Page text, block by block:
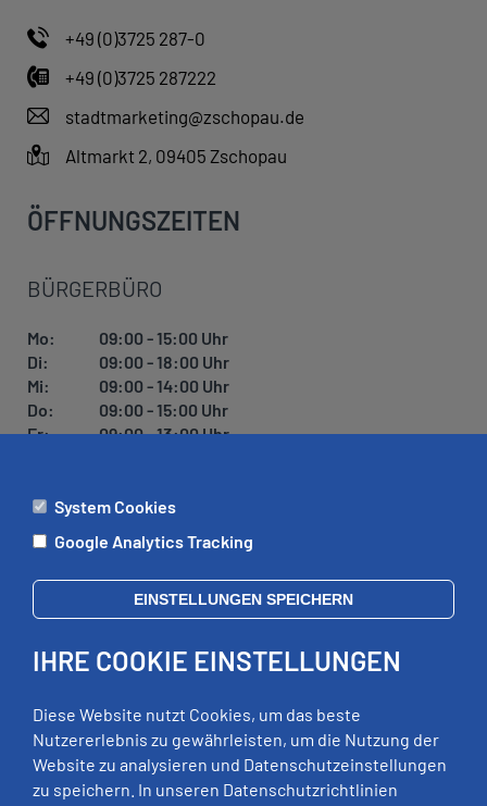
+49 (0)3725 287-0
+49 (0)3725 287222
stadtmarketing@zschopau.de
Altmarkt 2, 09405 Zschopau
ÖFFNUNGSZEITEN
BÜRGERBÜRO
Mo:
09:00 - 15:00 Uhr
Di:
09:00 - 18:00 Uhr
Mi:
09:00 - 14:00 Uhr
Do:
09:00 - 15:00 Uhr
Fr:
09:00 - 13:00 Uhr
ÄMTER
Di:
09:00 - 12:00 Uhr, 13:00 - 18:00 Uhr
Mi:
geschlossen
Fr:
09:00 - 12:00 Uhr
RECHTLICHES
System Cookies
Google Analytics Tracking
EINSTELLUNGEN SPEICHERN
IHRE COOKIE EINSTELLUNGEN
Diese Website nutzt Cookies, um das beste
Nutzererlebnis zu gewährleisten, um die Nutzung der
Website zu analysieren und Datenschutzeinstellungen
zu speichern. In unseren Datenschutzrichtlinien